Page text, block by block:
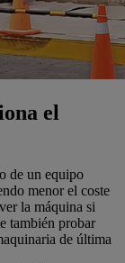
el
de un equipo
menor el coste
la máquina si
también probar
de última